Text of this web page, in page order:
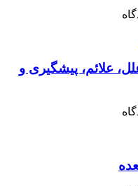
علائم، پیشگیری و